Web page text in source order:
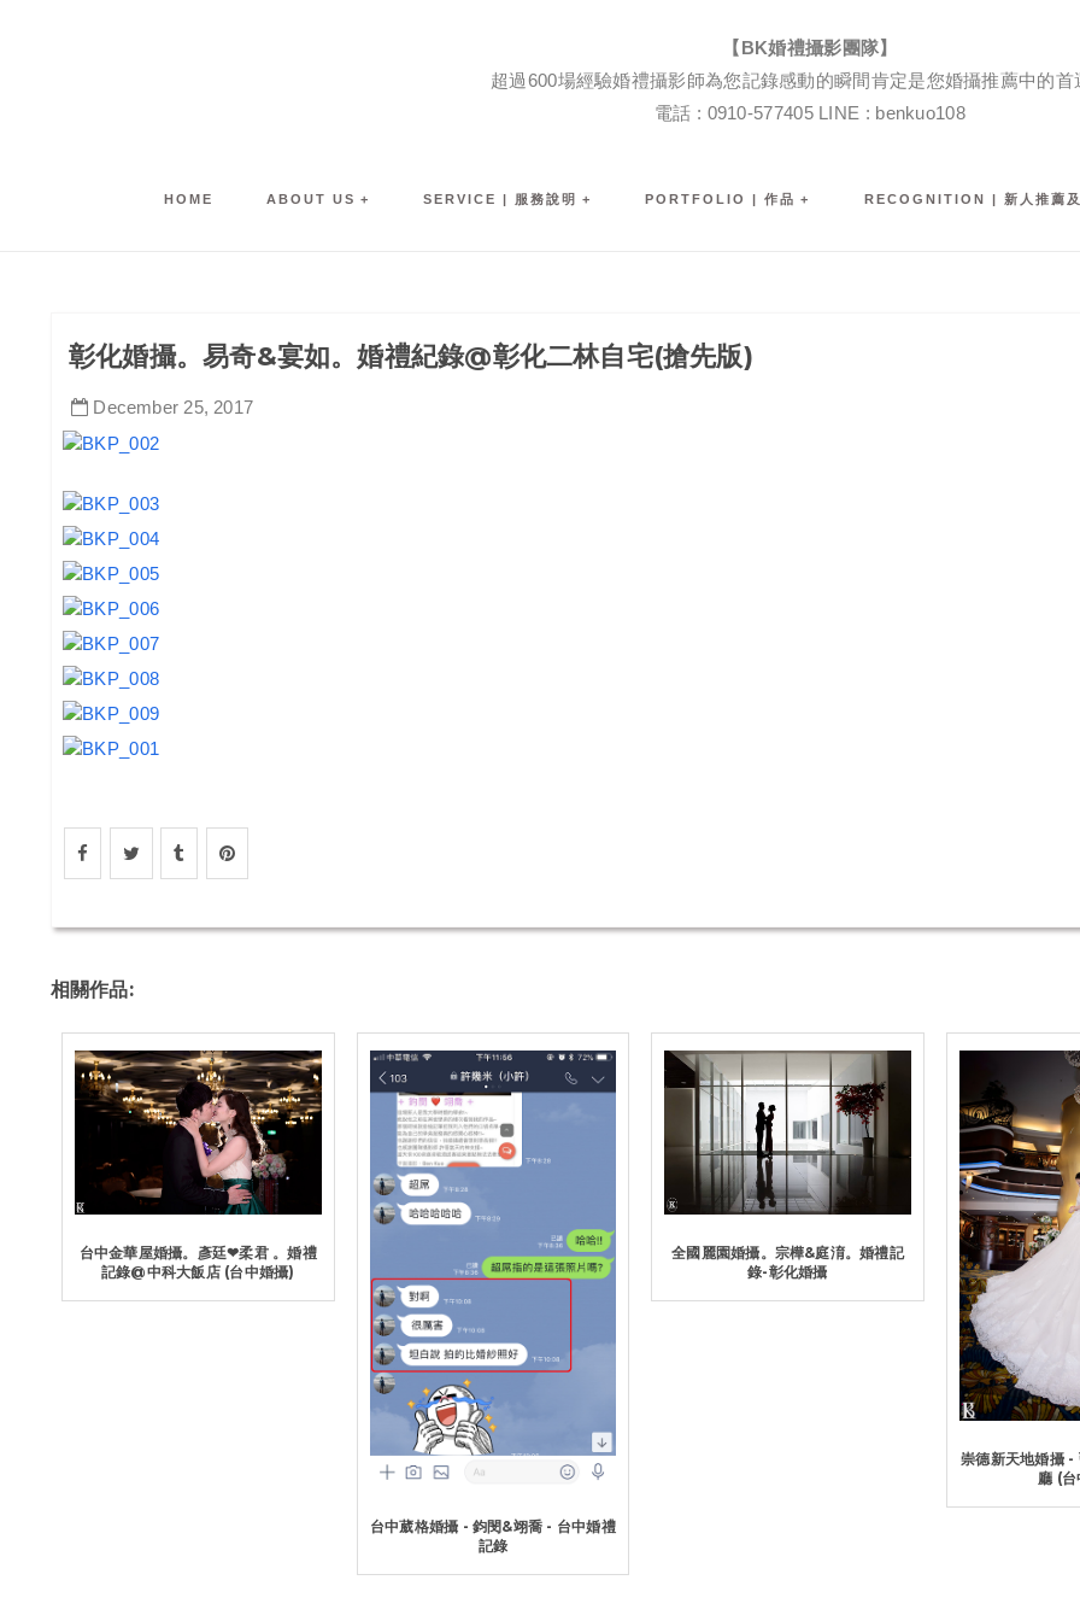
【BK婚禮攝影團隊】
超過600場經驗婚禮攝影師為您記錄感動的瞬間肯定是您婚攝推薦中的首
電話 : 0910-577405 LINE : benkuo108
HOME ABOUT US SERVICE | 服務說明 PORTFOLIO | 作品 RECOGNITION | 新人推薦
彰化婚攝。易奇&宴如。婚禮紀錄@彰化二林自宅(搶先版)
December 25, 2017
相關作品:
台中金華屋婚攝。彥廷❤柔君 。婚禮
記錄@中科大飯店 (台中婚攝)
台中葳格婚攝 - 鈞閔&翊喬 - 台中婚禮
記錄
全國麗園婚攝。宗樺&庭淯。婚禮記
錄-彰化婚攝
崇德新天地婚攝
廳 (